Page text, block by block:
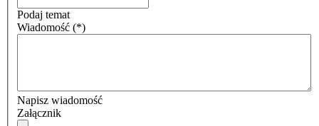
Podaj temat
Wiadomość (*)
Napisz wiadomość
Załącznik